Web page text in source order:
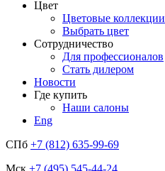
Цвет
Цветовые коллекции
Выбрать цвет
Сотрудничество
Для профессионалов
Стать дилером
Новости
Где купить
Наши салоны
Eng
СПб +7 (812) 635-99-69
Мск +7 (495) 545-44-24